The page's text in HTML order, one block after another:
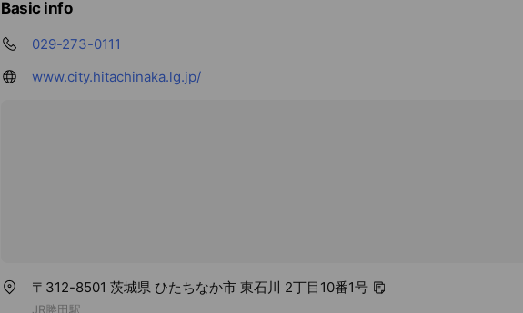
Basic info
029-273-0111
www.city.hitachinaka.lg.jp/
〒312-8501 茨城県 ひたちなか市 東石川 2丁目10番1号
JR勝田駅